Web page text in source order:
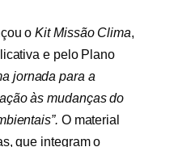
oKit Missão Clima,
e pelo Plano
jornada para a
às mudanças do
O material
que integram o